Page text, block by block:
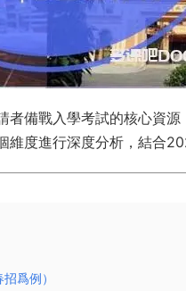
者備戰入學考試的核心資
維度進行深度分析，結合
爲例）